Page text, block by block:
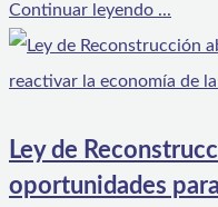
Continuar leyendo ...
Ley de
oportunidades